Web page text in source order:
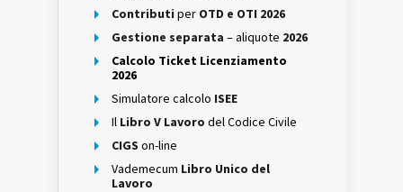
Contributi per OTD e OTI 2026
Gestione separata – aliquote 2026
Calcolo Ticket Licenziamento
2026
Simulatore calcolo ISEE
Il Libro V Lavoro del Codice Civile
CIGS on-line
Vademecum Libro Unico del
Lavoro